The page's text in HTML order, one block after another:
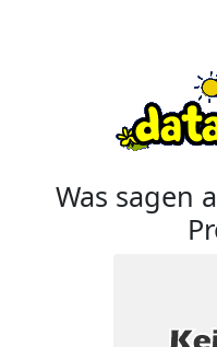
Was sagen